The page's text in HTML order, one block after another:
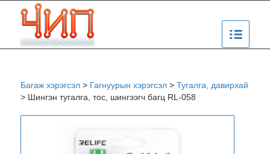
Багаж хэрэгсэл> Гагнуурын хэрэгсэл> Тугалга, давирхай
> Шингэн тугалга, тос, шингээгч багц RL-058